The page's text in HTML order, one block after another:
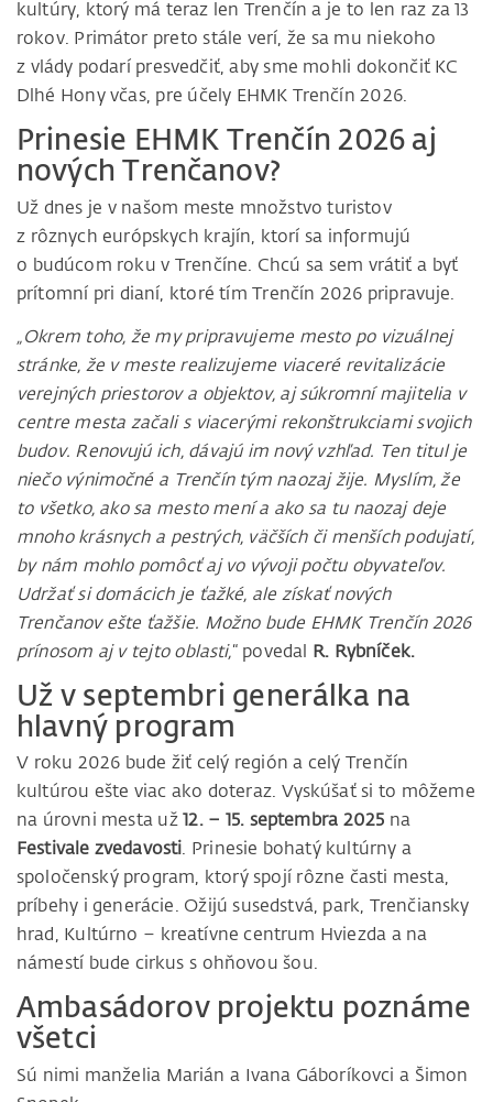
kultúry, ktorý má teraz len Trenčín a je to len raz za 13
rokov. Primátor preto stále verí, že sa mu niekoho
z vlády podarí presvedčiť, aby sme mohli dokončiť KC
Dlhé Hony včas, pre účely EHMK Trenčín 2026.
Prinesie EHMK Trenčín 2026 aj
nových Trenčanov?
Už dnes je v našom meste množstvo turistov
z rôznych európskych krajín, ktorí sa informujú
o budúcom roku v Trenčíne. Chcú sa sem vrátiť a byť
prítomní pri dianí, ktoré tím Trenčín 2026 pripravuje.
„Okrem toho, že my pripravujeme mesto po vizuálnej
stránke, že v meste realizujeme viaceré revitalizácie
verejných priestorov a objektov, aj súkromní majitelia v
centre mesta začali s viacerými rekonštrukciami svojich
budov. Renovujú ich, dávajú im nový vzhľad. Ten titul je
niečo výnimočné a Trenčín tým naozaj žije. Myslím, že
to všetko, ako sa mesto mení a ako sa tu naozaj deje
mnoho krásnych a pestrých, väčších či menších podujatí,
by nám mohlo pomôcť aj vo vývoji počtu obyvateľov.
Udržať si domácich je ťažké, ale získať nových
Trenčanov ešte ťažšie. Možno bude EHMK Trenčín 2026
prínosom aj v tejto oblasti,“ povedal R. Rybníček.
Už v septembri generálka na
hlavný program
V roku 2026 bude žiť celý región a celý Trenčín
kultúrou ešte viac ako doteraz. Vyskúšať si to môžeme
na úrovni mesta už12. – 15. septembra 2025 na
Festivale zvedavosti. Prinesie bohatý kultúrny a
spoločenský program, ktorý spojí rôzne časti mesta,
príbehy i generácie. Ožijú susedstvá, park, Trenčiansky
hrad, Kultúrno – kreatívne centrum Hviezda a na
námestí bude cirkus s ohňovou šou.
Ambasádorov projektu poznáme
všetci
Sú nimi manželia Marián a Ivana Gáboríkovci a Šimon